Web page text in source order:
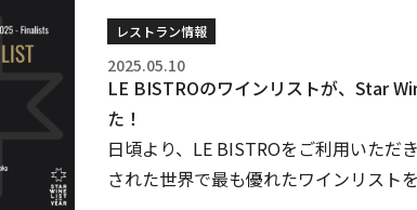
レストラン情報
2025.05.10
LE BISTROのワインリストが、Star
た！
日頃より、LE BISTROをご利用いただ
された世界で最も優れたワインリス